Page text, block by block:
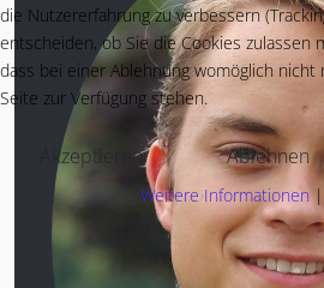
die Nutzererfahrung zu verbessern
entscheiden, ob Sie die Cookies zulassen
dass bei einer Ablehnung womöglich
Seite zur Verfügung stehen.
Akzeptieren Ablehnen
Weitere Informationen|